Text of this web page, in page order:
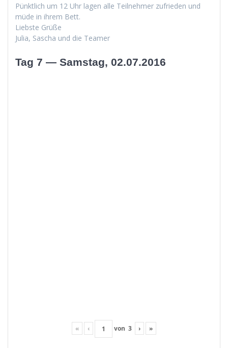
Pünk­tlich um 12 Uhr lagen alle Teil­nehmer zufrieden und
müde in ihrem Bett.
Lieb­ste Grüße
Julia, Sascha und die Teamer
Tag 7 — Samstag, 02.07.2016
« ‹ von 3 › »